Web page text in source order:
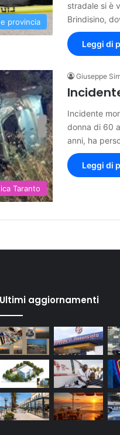
provincia
stradale si è
Brindisino,
Leggi di
Taranto
Giuseppe
Incidente
donna di 60
anni, ha
Leggi di
Ultimi aggiornamenti